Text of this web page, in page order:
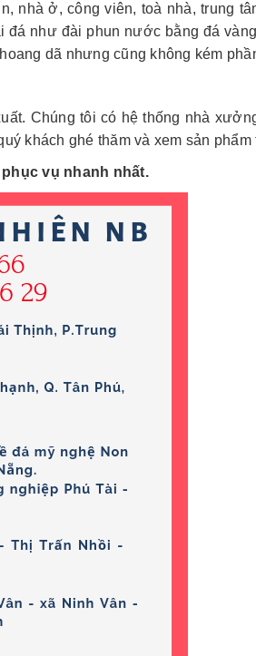
nhà ở, công viên, toà nhà, trung
như đài phun nước bằng đá
dã nhưng cũng không kém
Chúng tôi có hệ thống nhà
khách ghé thăm và xem sản phẩm
vụ nhanh nhất.